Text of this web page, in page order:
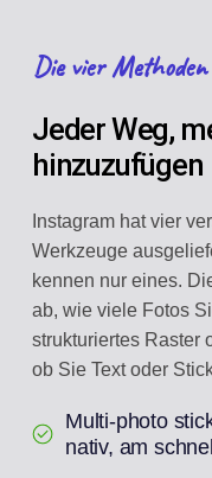
Die vier Methoden
Jeder Weg,
hinzuzufügen
Instagram hat vier
Werkzeuge
kennen nur eines.
ab, wie viele Fotos
strukturiertes Raster
ob Sie Text oder
Multi-photo
nativ, am